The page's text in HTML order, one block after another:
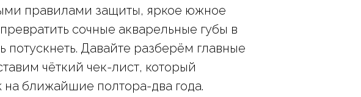
правилами защиты, яркое южное
сочные акварельные губы в
Давайте разберём главные
чёткий чек-лист, который
ближайшие полтора-два года.